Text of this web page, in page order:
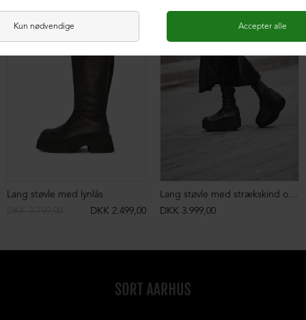
Lang støvle med lynlås
DKK 2.499,00
Lang støvle med strækskind og lynlås
DKK 3.999,00